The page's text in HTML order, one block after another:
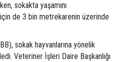
sokakta yaşamını
de 3 bin metrekarenin üzerinde
sokak hayvanlarına yönelik
Veteriner İşleri Daire Başkanlığı